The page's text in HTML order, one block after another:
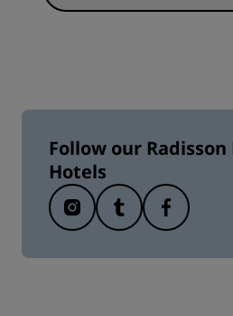
Follow our
Hotels